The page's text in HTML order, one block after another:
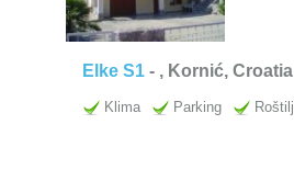
Elke S1 - , Kornić, Croatia
Klima Parking Roštilj